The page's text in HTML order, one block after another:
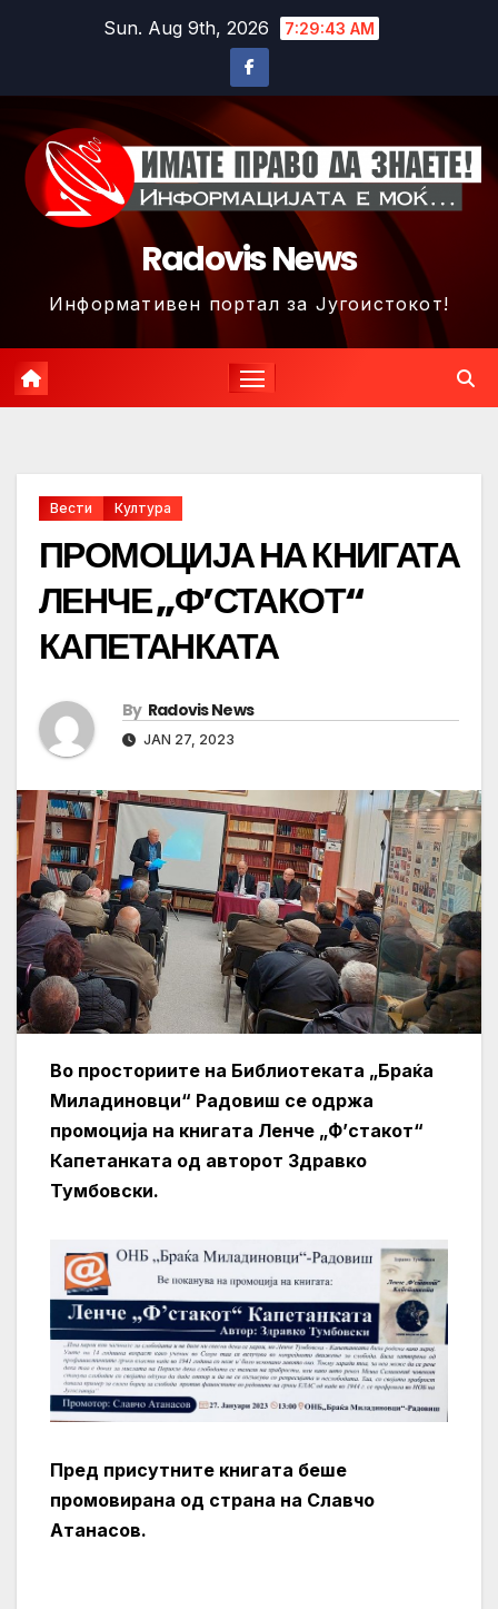
Sun. Aug 9th, 2026 7:29:46 AM
Radovis News
Информативен портал за Југоистокот!
Вести Култура
ПРОМОЦИЈА НА КНИГАТА
ЛЕНЧЕ „Ф’СТАКОТ“
КАПЕТАНКАТА
By Radovis News
JAN 27, 2023
Во просториите на Библиотеката „Браќа
Миладиновци“ Радовиш се одржа
промоција на книгата Ленче „Ф’стакот“
Капетанката од авторот Здравко
Тумбовски.
Пред присутните книгата беше
промовирана од страна на Славчо
Атанасов.